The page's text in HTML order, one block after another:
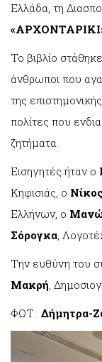
Ελλάδα, τη
Το βιβλίο
άνθρωποι που
της
πολίτες που
ζητήματα.
Εισηγητές ήταν ο
Κηφισιάς, ο
Ελλήνων, ο
Σόρογκα,
Την ευθύνη του
Μακρή,
ΦΩΤ.: Δήμητρα-